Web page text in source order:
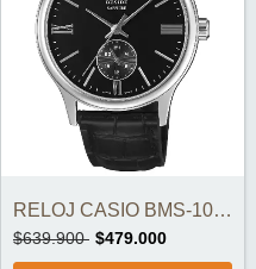
RELOJ CASIO BMS-100L-1AV ORIGINAL
$639.900 $479.000